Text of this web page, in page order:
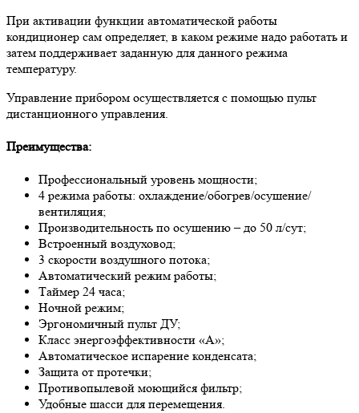
При активации функции автоматической работы
кондиционер сам определяет, в каком режиме надо работать и
затем поддерживает заданную для данного режима
температуру.
Управление прибором осуществляется с помощью пульт
дистанционного управления.
Преимущества:
Профессиональный уровень мощности;
4 режима работы: охлаждение/обогрев/осушение/
вентиляция;
Производительность по осушению – до 50 л/сут;
Встроенный воздуховод;
3 скорости воздушного потока;
Автоматический режим работы;
Таймер 24 часа;
Ночной режим;
Эргономичный пульт ДУ;
Класс энергоэффективности «A»;
Автоматическое испарение конденсата;
Защита от протечки;
Противопылевой моющийся фильтр;
Удобные шасси для перемещения.